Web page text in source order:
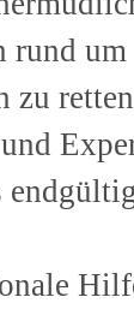
rund
zu retten